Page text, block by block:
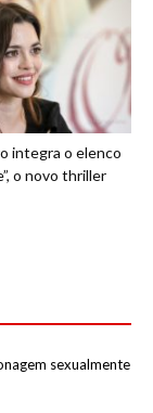
integra o elenco
o novo thriller
sexualmente